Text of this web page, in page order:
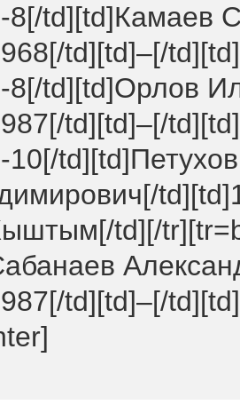
8[/td][td]Камаев
td][td]–[/
8[/td][td]Орлов
td][td]–[/
10[/
td][/
td][td]–[/